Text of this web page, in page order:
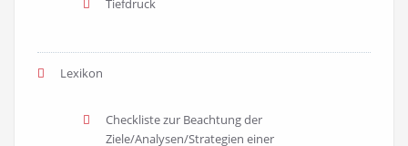
Tiefdruck
Lexikon
Checkliste zur Beachtung der
Ziele/Analysen/Strategien einer